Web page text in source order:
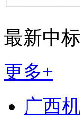
最新中
更多+
广西